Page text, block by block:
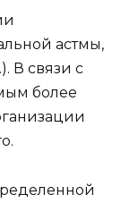
астмы,
В связи с
более